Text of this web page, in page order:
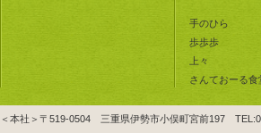
手のひら
歩歩歩
上々
さんておーる食
＜本社＞〒519-0504 三重県伊勢市小俣町宮前197